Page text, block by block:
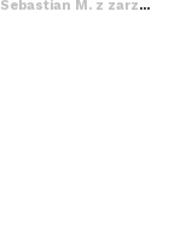
Sebastian M. z zarzutem za tragiczny wypadek na A1. Wreszcie spotka go kara?